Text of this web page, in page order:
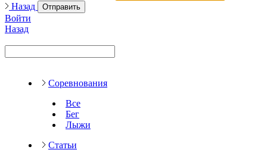
Назад
Отправить
Войти
Назад
Соревнования
Все
Бег
Лыжи
Статьи